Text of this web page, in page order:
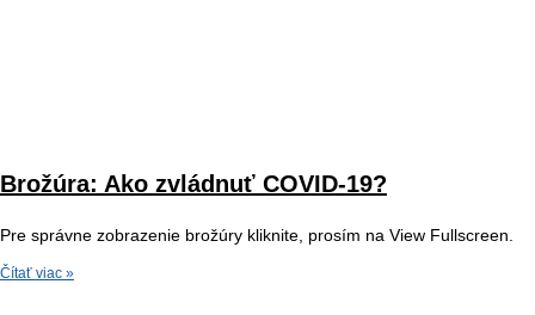
Brožúra: Ako zvládnuť COVID-19?
Pre správne zobrazenie brožúry kliknite, prosím na View Fullscreen.
Čítať viac »